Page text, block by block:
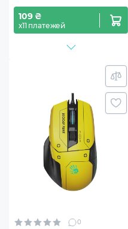
109 ₴
х11 платежей
0